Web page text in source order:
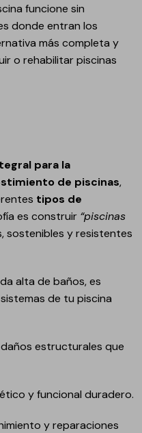
funcione sin
donde entran los
más completa y
o rehabilitar piscinas
para la
de piscinas,
tipos de
es construir “piscinas
sostenibles y resistentes
alta de baños, es
de tu piscina
estructurales que
y funcional duradero.
y reparaciones